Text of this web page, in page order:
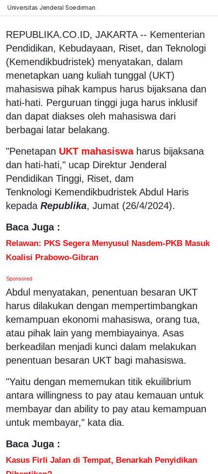
Universitas Jenderal Soedirman
REPUBLIKA.CO.ID, JAKARTA -- Kementerian
Pendidikan, Kebudayaan, Riset, dan Teknologi
(Kemendikbudristek) menyatakan, dalam
menetapkan uang kuliah tunggal (UKT)
mahasiswa pihak kampus harus bijaksana dan
hati-hati. Perguruan tinggi juga harus inklusif
dan dapat diakses oleh mahasiswa dari
berbagai latar belakang.
"Penetapan UKT mahasiswa harus bijaksana
dan hati-hati," ucap Direktur Jenderal
Pendidikan Tinggi, Riset, dam
Tenknologi Kemendikbudristek Abdul Haris
kepada Republika, Jumat (26/4/2024).
Baca Juga :
Relawan: PKS Segera Menyusul Nasdem-PKB Masuk
Koalisi Prabowo-Gibran
Sponsored
Abdul menyatakan, penentuan besaran UKT
harus dilakukan dengan mempertimbangkan
kemampuan ekonomi mahasiswa, orang tua,
atau pihak lain yang membiayainya. Asas
berkeadilan menjadi kunci dalam melakukan
penentuan besaran UKT bagi mahasiswa.
"Yaitu dengan mememukan titik ekuilibrium
antara willingness to pay atau kemauan untuk
membayar dan ability to pay atau kemampuan
untuk membayar," kata dia.
Baca Juga :
Kasus Firli Jalan di Tempat, Benarkah Penyidikan